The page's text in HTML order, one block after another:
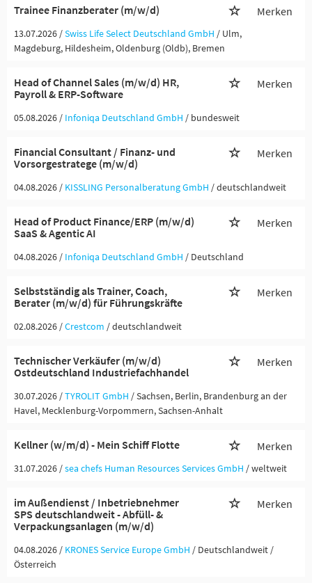
Trainee Finanzberater (m/w/d) Merken
13.07.2026 /Swiss Life Select Deutschland GmbH / Ulm,
Magdeburg, Hildesheim, Oldenburg (Oldb), Bremen
Head of Channel Sales (m/w/d) HR,
Payroll & ERP-Software
Merken
05.08.2026 / Infoniqa Deutschland GmbH / bundesweit
Financial Consultant / Finanz- und
Vorsorgestratege (m/w/d)
Merken
04.08.2026 / KISSLING Personalberatung GmbH / deutschlandweit
Head of Product Finance/ERP (m/w/d)
SaaS & Agentic AI
Merken
04.08.2026 / Infoniqa Deutschland GmbH / Deutschland
Selbstständig als Trainer, Coach,
Berater (m/w/d) für Führungskräfte
Merken
02.08.2026 /Crestcom / deutschlandweit
Technischer Verkäufer (m/w/d)
Ostdeutschland Industriefachhandel
Merken
30.07.2026 /TYROLIT GmbH / Sachsen, Berlin, Brandenburg an der
Havel, Mecklenburg-Vorpommern, Sachsen-Anhalt
Kellner (w/m/d) - Mein Schiff Flotte Merken
31.07.2026 /sea chefs Human Resources Services GmbH / weltweit
im Außendienst / Inbetriebnehmer
SPS deutschlandweit - Abfüll- &
Verpackungsanlagen (m/w/d)
Merken
04.08.2026 / KRONES Service Europe GmbH / Deutschlandweit /
Österreich